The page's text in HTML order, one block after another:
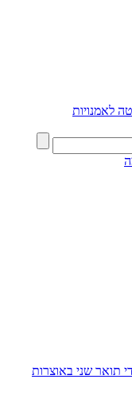
לאמנויות
תואר שני באוצרות